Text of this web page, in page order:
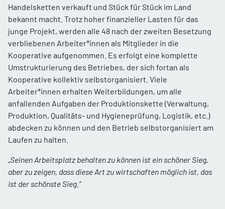
Handelsketten verkauft und Stück für Stück im Land
bekannt macht. Trotz hoher finanzieller Lasten für das
junge Projekt, werden alle 48 nach der zweiten Besetzung
verbliebenen Arbeiter*innen als Mitglieder in die
Kooperative aufgenommen. Es erfolgt eine komplette
Umstrukturierung des Betriebes, der sich fortan als
Kooperative kollektiv selbstorganisiert. Viele
Arbeiter*innen erhalten Weiterbildungen, um alle
anfallenden Aufgaben der Produktionskette (Verwaltung,
Produktion, Qualitäts- und Hygieneprüfung, Logistik, etc.)
abdecken zu können und den Betrieb selbstorganisiert am
Laufen zu halten.
„Seinen Arbeitsplatz behalten zu können ist ein schöner Sieg,
aber zu zeigen, dass diese Art zu wirtschaften möglich ist, das
ist der schönste Sieg.“